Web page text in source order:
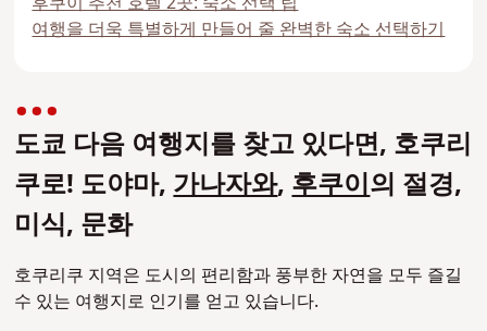
여행을 더욱 특별하게 만들어 줄 완벽한 숙소 선택하기
도쿄 다음 여행지를 찾고 있다면, 호쿠리
쿠로! 도야마,가나자와,후쿠이의 절경,
미식, 문화
호쿠리쿠 지역은 도시의 편리함과 풍부한 자연을 모두 즐길
수 있는 여행지로 인기를 얻고 있습니다.